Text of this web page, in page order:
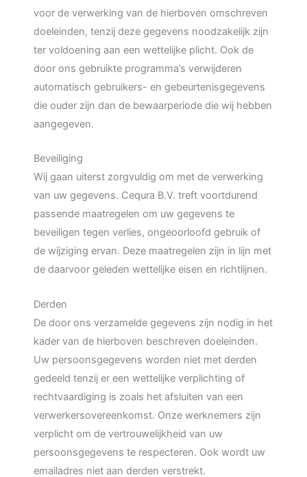
voor de verwerking van de hierboven omschreven
doeleinden, tenzij deze gegevens noodzakelijk zijn
ter voldoening aan een wettelijke plicht. Ook de
door ons gebruikte programma’s verwijderen
automatisch gebruikers- en gebeurtenisgegevens
die ouder zijn dan de bewaarperiode die wij hebben
aangegeven.
Beveiliging
Wij gaan uiterst zorgvuldig om met de verwerking
van uw gegevens. Cequra B.V. treft voortdurend
passende maatregelen om uw gegevens te
beveiligen tegen verlies, ongeoorloofd gebruik of
de wijziging ervan. Deze maatregelen zijn in lijn met
de daarvoor geleden wettelijke eisen en richtlijnen.
Derden
De door ons verzamelde gegevens zijn nodig in het
kader van de hierboven beschreven doeleinden.
Uw persoonsgegevens worden niet met derden
gedeeld tenzij er een wettelijke verplichting of
rechtvaardiging is zoals het afsluiten van een
verwerkersovereenkomst. Onze werknemers zijn
verplicht om de vertrouwelijkheid van uw
persoonsgegevens te respecteren. Ook wordt uw
emailadres niet aan derden verstrekt.